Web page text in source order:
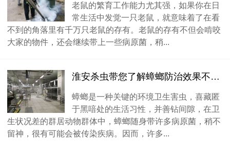
老鼠的繁育工作能力尤其强，如果你在日
常生活中发觉一只老鼠，就意味着了在看
不到的角落里有千万只老鼠的存有。老鼠的存有不但会啃咬
大家的物件，还会继续带上一些病原菌，稍...
淮安杀虫带您了解蟑螂防治效果不显著的三大缘故
蟑螂是一种关键的环境卫生害虫，喜藏匿
于黑喑处的生活习性，并善钻间隙，在卫
生状况差的群居动物群体中，蟑螂随身带许多病原菌，稍不
留神，很有可能会被传染疾病。因而，许多...